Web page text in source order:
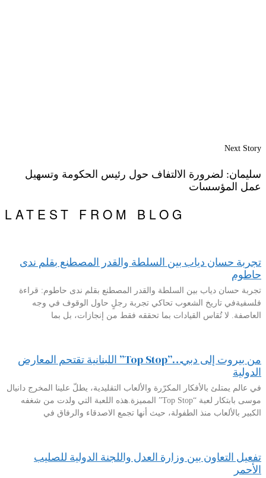
Next Story
سليمان: لضرورة الالتفاف حول رئيس الحكومة وتسهيل
عمل المؤسسات
LATEST FROM BLOG
تجربة حسان دياب بين السلطة والقدر المصطنع بقلم ندى
حاطوم
تجربة حسان دياب بين السلطة والقدر المصطنع بقلم ندى حاطوم: قراءة
فلسفيةفي تاريخ الشعوب تحاكي تجربة رجلٍ حاول الوقوف في وجه
العاصفة. لا تُقاس القيادات بما تحققه فقط من إنجازات، بل بما
من بيروت إلى دبي…”Top Stop” اللبنانية تقتحم المعارض
الدولية
في عالم يمتلئ بالأفكار المكرّرة والألعاب التقليدية، يطلّ علينا المخرج دانيال
موسى بابتكار لعبة “Top Stop” المميزة.هذه اللعبة التي ولدت من شغفه
الكبير بالألعاب منذ الطفولة، حيث أنها تجمع الاصدقاء والرفاق في
تفعيل التعاون بين وزارة العدل واللجنة الدولية للصليب
الأحمر